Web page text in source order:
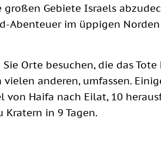
Gebiete Israels
Abenteuer im üppigen
Orte besuchen, die das Tote
vielen anderen, umfassen.
Haifa nach Eilat, 10
in 9 Tagen.